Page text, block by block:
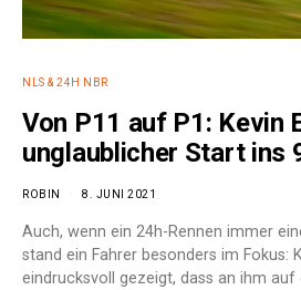
NLS & 24H NBR
Von P11 auf P1: Kevin
unglaublicher Start ins
ROBIN 8. JUNI 2021
Auch, wenn ein 24h-Rennen immer
stand ein Fahrer besonders im Fokus:
eindrucksvoll gezeigt, dass an ihm